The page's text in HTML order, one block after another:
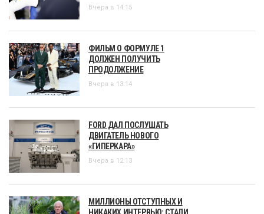
Вчера в 14:15
ФИЛЬМ О ФОРМУЛЕ 1
ДОЛЖЕН ПОЛУЧИТЬ
ПРОДОЛЖЕНИЕ
Вчера в 13:14
FORD ДАЛ ПОСЛУШАТЬ
ДВИГАТЕЛЬ НОВОГО
«ГИПЕРКАРА»
Вчера в 12:13
МИЛЛИОНЫ ОТСТУПНЫХ И